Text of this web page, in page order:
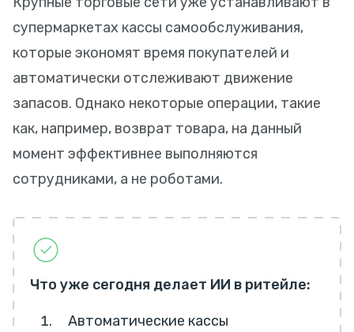
супермаркетах кассы самообслуживания,
которые экономят время покупателей и
автоматически отслеживают движение
запасов. Однако некоторые операции, такие
как, например, возврат товара, на данный
момент эффективнее выполняются
сотрудниками, а не роботами.
Что уже сегодня делает ИИ в ритейле:
Автоматические кассы